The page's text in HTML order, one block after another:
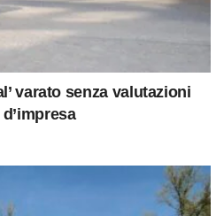
varato senza valutazioni